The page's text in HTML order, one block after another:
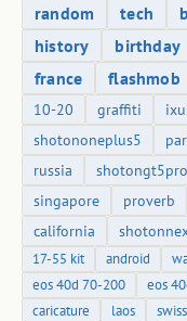
random
tech
history
birthday
france
flashmob
10-20
graffiti
shotononeplus5
russia
shotongt5pro
singapore
proverb
california
17-55 kit android
eos 40d 70-200
eos
caricature
laos swiss